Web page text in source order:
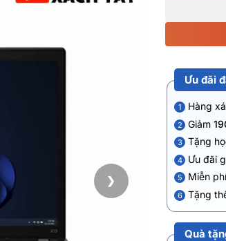
❯
Ưu đãi
1 Hàng
2 Giảm
3 Tặng
4 Ưu đãi
5 Miễn
6 Tặng
Quà